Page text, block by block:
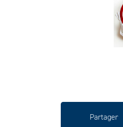
Partager